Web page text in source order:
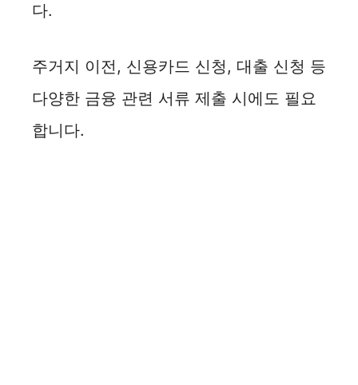
다.
주거지 이전, 신용카드 신청, 대출 신청 등
다양한 금융 관련 서류 제출 시에도 필요
합니다.